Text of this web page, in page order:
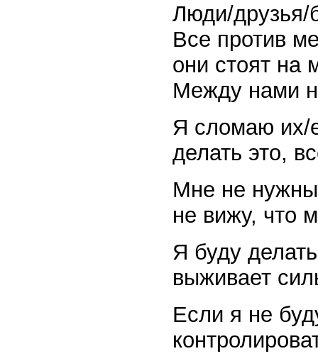
Люди/друзья/
Все против
они стоят на
Между нами
Я сломаю их/
делать это,
Мне не
не вижу, что
Я буду
выживает
Если я не